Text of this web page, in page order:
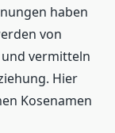
haben
von
und vermitteln
Hier
Kosenamen